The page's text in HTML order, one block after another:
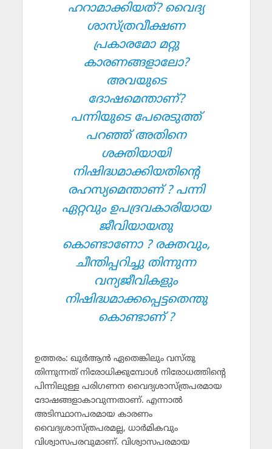
ഹറാമാക്കിയത്? വൈദ്യ
ശാസ്ത്രവീക്ഷണ
പ്രകാരമോ മറ്റു
കാരണങ്ങളാലോ?
അവയുടെ
ദോഷമെന്താണ്?
പന്നിയുടെ പേരെടുത്ത്
പറഞ്ഞ് അതിനെ
ശക്തിയായി
നിഷിദ്ധമാക്കിയതിന്റെ
രഹസ്യമെന്താണ് ? പന്നി
ഏറ്റവും ഉപദ്രവകാരിയായ
ജീവിയായതു
കൊണ്ടാണോ ? രക്തവും,
ചീന്തിപ്പറിച്ചു തിന്നുന്ന
വന്യജീവികളും
നിഷിദ്ധമാക്കപ്പെട്ടതെന്തു
കൊണ്ടാണ് ?
ഉത്തരം: ഖുര്‍ആന്‍ ഏതെങ്കിലും വസ്തു
തിന്നുന്നത് നിരോധിക്കുമ്പോള്‍ നിരോധത്തിന്റെ
പിന്നിലുള്ള പരിഗണന വൈദ്യശാസ്ത്രപരമായ
ദോഷങ്ങളാകാവുന്നതാണ്. എന്നാല്‍
അടിസ്ഥാനപരമായ കാരണം
വൈദ്യശാസ്ത്രപരമല്ല, ധാര്‍മികവും
വിശ്വാസപരവുമാണ്. വിശ്വാസപരമായ